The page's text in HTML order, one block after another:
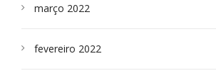
março 2022
fevereiro 2022